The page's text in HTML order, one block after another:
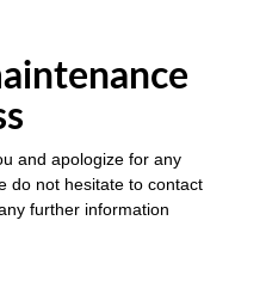
and apologize for any
do not hesitate to contact
further information